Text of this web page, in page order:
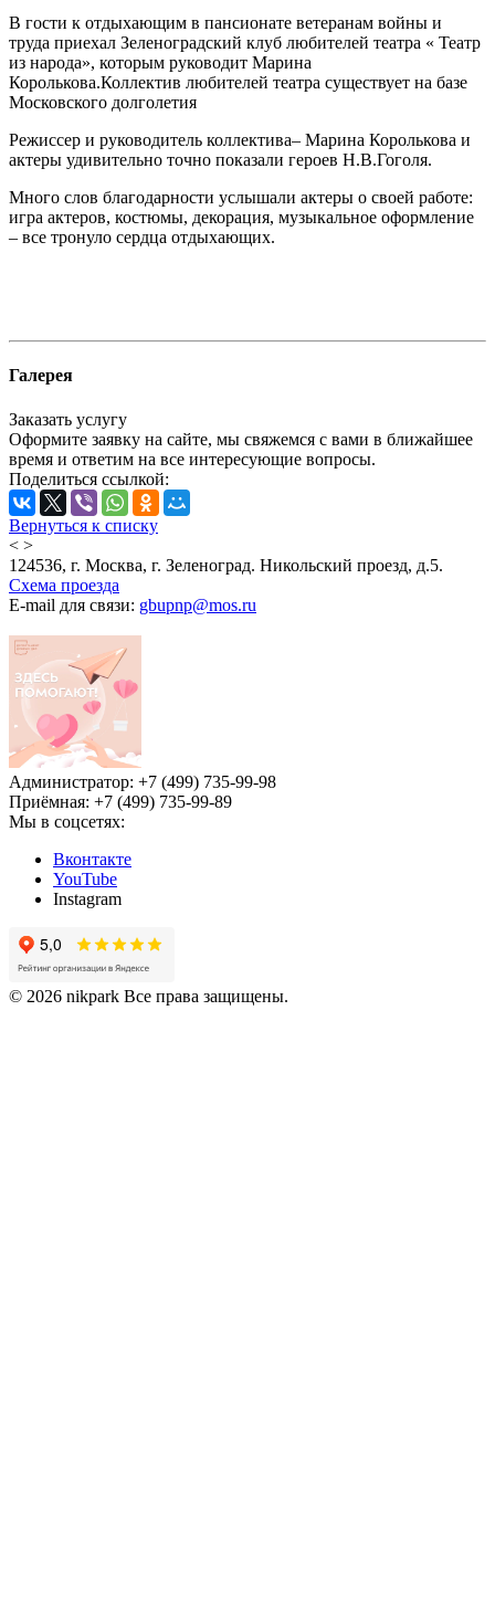
В гости к отдыхающим в пансионате ветеранам войны и
труда приехал Зеленоградский клуб любителей театра « Театр
из народа», которым руководит Марина
Королькова.Коллектив любителей театра существует на базе
Московского долголетия
Режиссер и руководитель коллектива– Марина Королькова и
актеры удивительно точно показали героев Н.В.Гоголя.
Много слов благодарности услышали актеры о своей работе:
игра актеров, костюмы, декорация, музыкальное оформление
– все тронуло сердца отдыхающих.
Галерея
Заказать услугу
Оформите заявку на сайте, мы свяжемся с вами в ближайшее
время и ответим на все интересующие вопросы.
Поделиться ссылкой:
Вернуться к списку
< >
124536, г. Москва, г. Зеленоград. Никольский проезд, д.5.
Схема проезда
E-mail для связи: gbupnp@mos.ru
Администратор: +7 (499) 735-99-98
Приёмная: +7 (499) 735-99-89
Мы в соцсетях:
Вконтакте
YouTube
Instagram
© 2026 nikpark Все права защищены.